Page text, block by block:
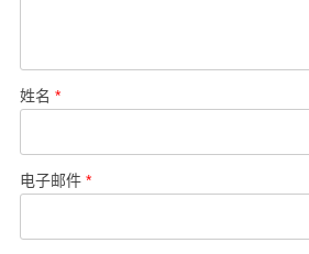
姓名 *
电子邮件 *